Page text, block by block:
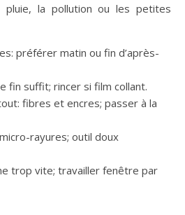
la pollution ou les petites
préférer matin ou fin d’après-
fin suffit; rincer si film collant.
fibres et encres; passer à la
rayures; outil doux
trop vite; travailler fenêtre par